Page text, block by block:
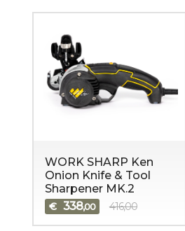
WORK SHARP Ken
Onion Knife & Tool
Sharpener MK.2
€ 338,00 416,00